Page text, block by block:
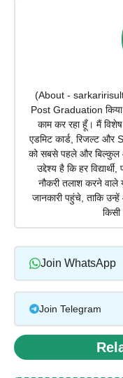
(About -
Post Graduation
काम कर रहा हूँ। मैं
एडमिट कार्ड, रिजल्ट और
को सबसे पहले और बिल्कुल
उद्देश्य है कि हर
नौकरी तलाश करने
जानकारी पहुंचे, ताकि
किसी
Join WhatsApp
Join Telegram